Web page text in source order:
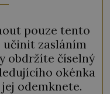
pouze tento
učinit zasláním
obdržíte číselný
okénka
odemknete.